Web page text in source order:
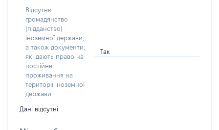
Відсутнє
громадянство
(підданство)
іноземної держави,
а також документи,
які дають право на
постійне
проживання на
території іноземної
держави
Так
Дані відсутні